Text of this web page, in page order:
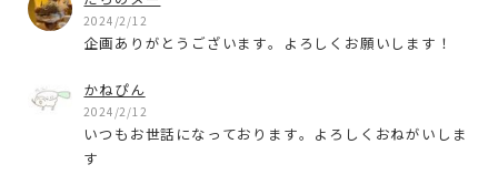
2024/2/12
企画ありがとうございます。よろしくお願いします！
かねぴん
2024/2/12
いつもお世話になっております。よろしくおねがいしま
す